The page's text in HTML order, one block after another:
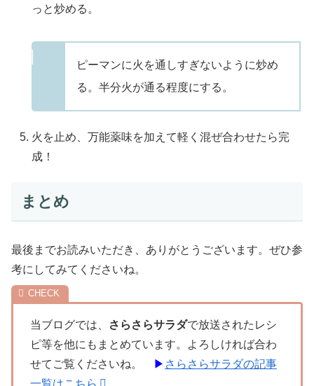
っと炒める。
ピーマンに火を通しすぎないように炒め
る。半分火が通る程度にする。
火を止め、万能薬味を加えて軽く混ぜ合わせたら完
成！
まとめ
最後までお読みいただき、ありがとうございます。ぜひ参
考にしてみてくださいね。
当ブログでは、 さらさらサラダで放送されたレシ
ピ等を他にもまとめています。よろしければ合わ
せてご覧くださいね。
▶ さらさらサラダの記事